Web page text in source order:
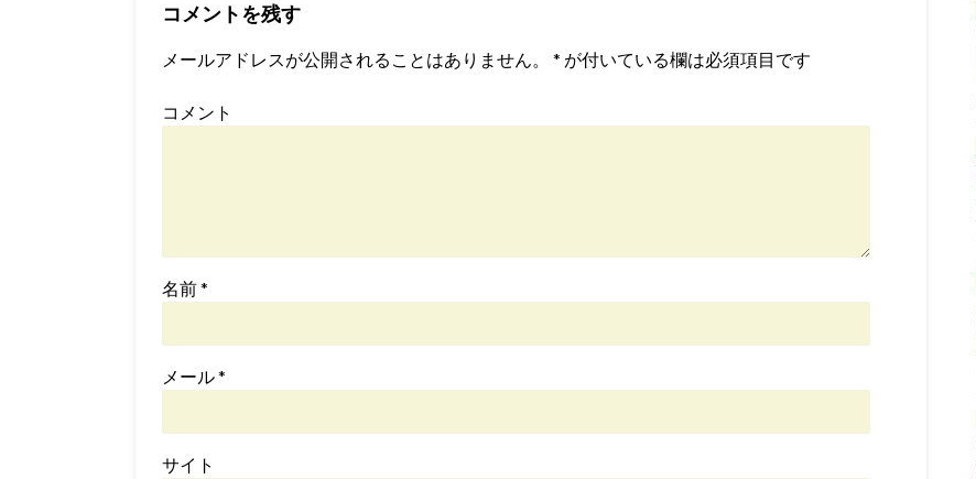
コメントを残す
メールアドレスが公開されることはありません。 * が付いている欄は必須項目です
コメント
名前*
メール*
サイト